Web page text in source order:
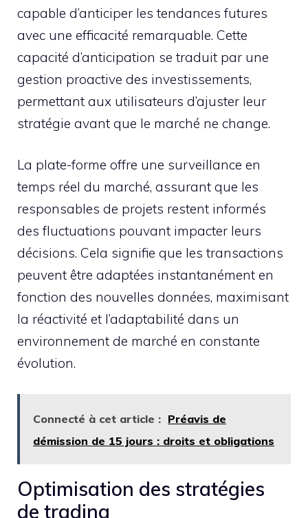
capable d’anticiper les tendances futures
avec une efficacité remarquable. Cette
capacité d’anticipation se traduit par une
gestion proactive des investissements,
permettant aux utilisateurs d’ajuster leur
stratégie avant que le marché ne change.
La plate-forme offre une surveillance en
temps réel du marché, assurant que les
responsables de projets restent informés
des fluctuations pouvant impacter leurs
décisions. Cela signifie que les transactions
peuvent être adaptées instantanément en
fonction des nouvelles données, maximisant
la réactivité et l’adaptabilité dans un
environnement de marché en constante
évolution.
Connecté à cet article : Préavis de
démission de 15 jours : droits et obligations
Optimisation des stratégies
de trading